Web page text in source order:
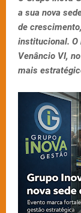
a sua nova
de
institucional. O
Venâncio VI,
mais